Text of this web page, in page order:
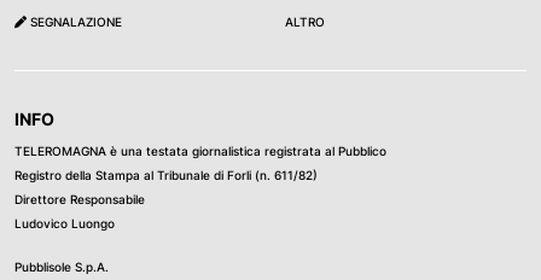
SEGNALAZIONE ALTRO
INFO
TELEROMAGNA è una testata giornalistica registrata al Pubblico
Registro della Stampa al Tribunale di Forli (n. 611/82)
Direttore Responsabile
Ludovico Luongo
Pubblisole S.p.A.